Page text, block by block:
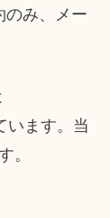
のみ、メー
います。当
。